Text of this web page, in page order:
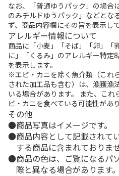
なお、「普通ゆうパック」の場合
のみチルドゆうパック」などとな
ず、商品内容欄にその旨を表示して
アレルギー情報について
商品に「小麦」「そば」「卵」「
に」「くるみ」のアレルギー特定
を表示します。
※エビ・カニを除く魚介類（これ
された加工品も含む）は、漁獲漁
いる場合があります。 また、こ
ビ・カニを食べている可能性があり
その他
商品写真はイメージです。
商品内容として記載されて
する商品に含まれておりま
商品の色は、ご覧になるパ
際と異なる場合があります。